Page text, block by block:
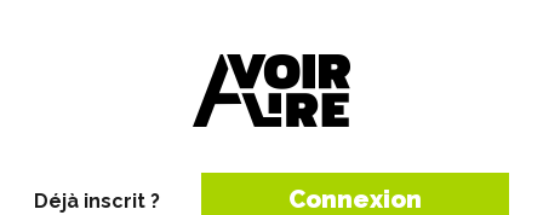
Déjà inscrit ? Connexion